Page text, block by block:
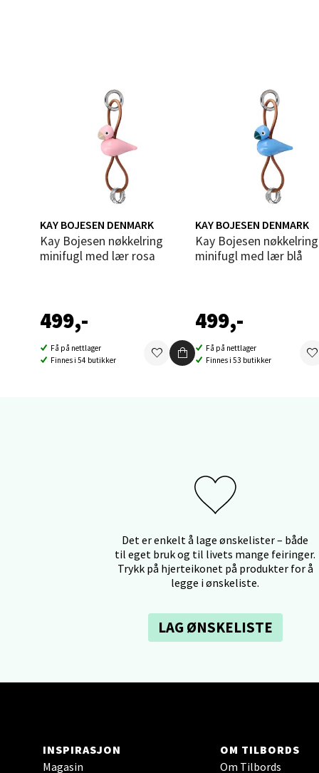
KAY BOJESEN DENMARK
Kay Bojesen nøkkelring
minifugl med lær rosa
499,-
Få på nettlager
Finnes i 54 butikker
KAY BOJESEN DENMARK
Kay Bojesen nøkkelring
minifugl med lær blå
499,-
Få på nettlager
Finnes i 53 butikker
Det er enkelt å lage ønskelister – både
til eget bruk og til livets mange feiringer.
Trykk på hjerteikonet på produkter for å
legge i ønskeliste.
LAG ØNSKELISTE
INSPIRASJON
Magasin
OM TILBORDS
Om Tilbords
Thon
4 i
6 i
Ski
Ski